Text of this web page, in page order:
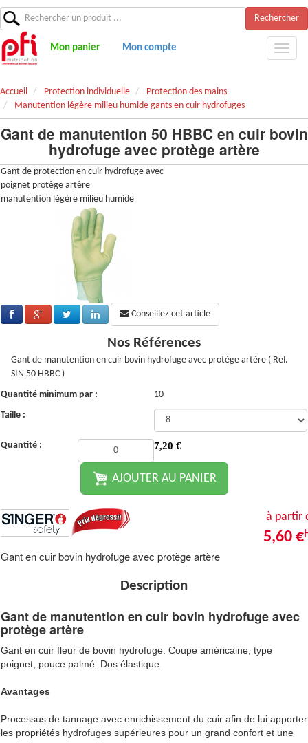
Rechercher
Mon panier Mon compte
Accueil Protection individuelle
Protection des mains
Manutention légère milieu humide gants en cuir hydrofuges
Gant de manutention 50 HBBC en cuir bovin
hydrofuge avec protège artère
Gant de protection en cuir hydrofuge avec
poignet protège artère
manutention légère milieu humide
Conseillez cet article
Nos Références
Gant de manutention en cuir bovin hydrofuge avec protège artère ( Ref.
SIN 50 HBBC )
Quantité minimum par :
10
Taille :
Quantité : 7,20 €
AJOUTER AU PANIER
à partir
5,60 €
Gant en cuir bovin hydrofuge avec protège artère
Description
Gant de manutention en cuir bovin hydrofuge avec
protège artère
Gant en cuir fleur de bovin hydrofuge. Coupe américaine, type
poignet, pouce palmé. Dos élastique.
Avantages
Processus de tannage avec enrichissement du cuir afin de lui apporter
les propriétés hydrofuges supérieures pour un grand confort et une